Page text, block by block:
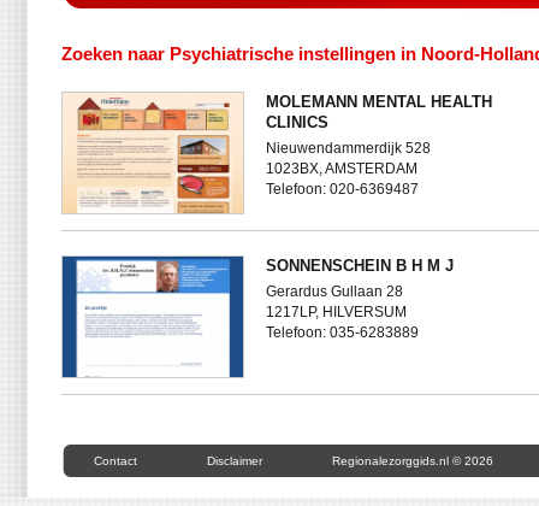
Zoeken naar Psychiatrische instellingen in Noord-
MOLEMANN MENTAL HEALTH
CLINICS
Nieuwendammerdijk 528
1023BX, AMSTERDAM
Telefoon: 020-6369487
SONNENSCHEIN B H M J
Gerardus Gullaan 28
1217LP, HILVERSUM
Telefoon: 035-6283889
Contact Disclaimer Regionalezorggids.nl © 2026